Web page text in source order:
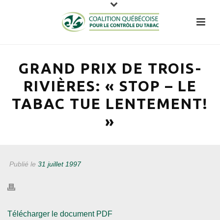
GRAND PRIX DE TROIS-
RIVIÈRES: « STOP – LE
TABAC TUE LENTEMENT!
»
Publié le 31 juillet 1997
Télécharger le document PDF